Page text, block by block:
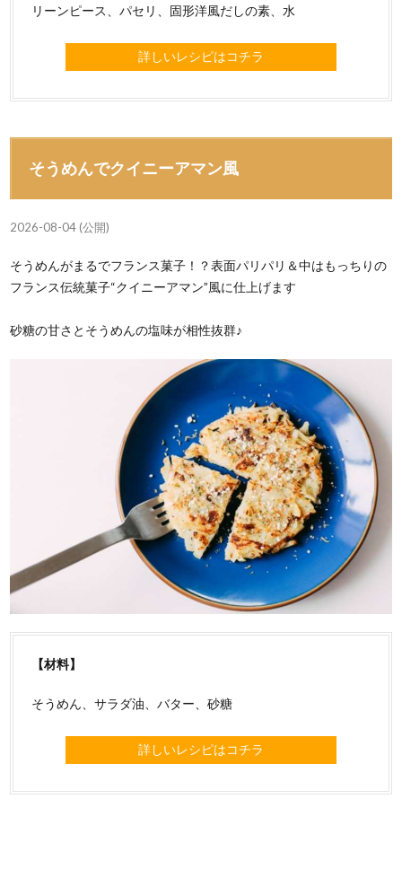
リーンピース、パセリ、固形洋風だしの素、水
詳しいレシピはコチラ
そうめんでクイニーアマン風
2026-08-04 (公開)
そうめんがまるでフランス菓子！？表面パリパリ＆中はもっちりの
フランス伝統菓子“クイニーアマン”風に仕上げます
砂糖の甘さとそうめんの塩味が相性抜群♪
【材料】
そうめん、サラダ油、バター、砂糖
詳しいレシピはコチラ